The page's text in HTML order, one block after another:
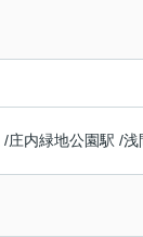
/庄内緑地公園駅 /浅